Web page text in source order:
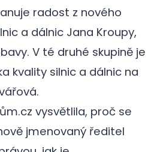
radost z nového
a dálnic Jana Kroupy,
V té druhé skupině je
kvality silnic a dálnic na
vysvětlila, proč se
jmenovaný ředitel